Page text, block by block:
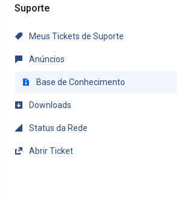
Suporte
Meus Tickets de Suporte
Anúncios
Base de Conhecimento
Downloads
Status da Rede
Abrir Ticket